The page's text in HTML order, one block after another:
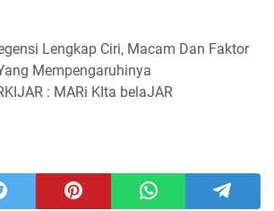
Lengkap Ciri, Macam Dan Faktor
Mempengaruhinya
: MARi KIta belaJAR